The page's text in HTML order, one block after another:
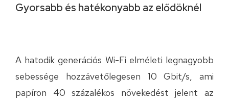
Gyorsabb és hatékonyabb az elődöknél
A hatodik generációs Wi-Fi elméleti legnagyobb
sebessége hozzávetőlegesen 10 Gbit/s, ami
papíron 40 százalékos növekedést jelent az